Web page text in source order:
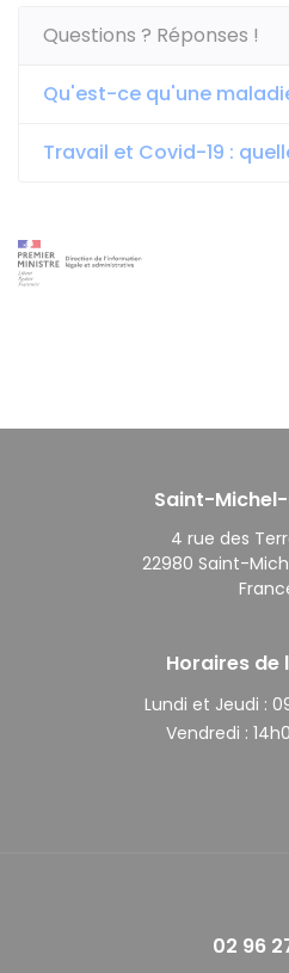
Questions ? Réponses !
Qu'est-ce qu'une
Travail et Covid-19 :
Saint-
4 rue des
22980 Saint-
Horaires de
Lundi et Jeudi :
Vendredi :
02 96